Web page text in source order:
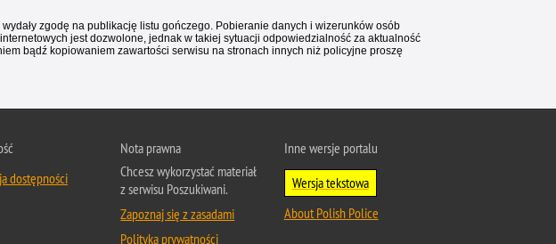
zgodę na publikację listu gończego. Pobieranie danych i wizerunków osób
jest dozwolone, jednak w takiej sytuacji odpowiedzialność za aktualność
bądź kopiowaniem zawartości serwisu na stronach innych niż policyjne proszę
dostępności
Nota prawna
Chcesz wykorzystać materiał
z serwisu Poszukiwani.
Zapoznaj się z zasadami
Polityka prywatności
Inne wersje portalu
Wersja tekstowa
About Polish Police